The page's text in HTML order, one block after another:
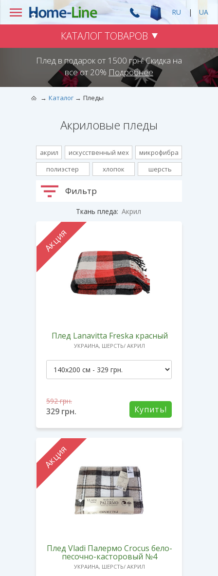
RU | UA
КАТАЛОГ ТОВАРОВ
Плед в подарок от 1500 грн! Скидка на
все от 20% Подробнее
Каталог Пледы
Акриловые пледы
акрил искусственный мех
микрофибра
полиэстер
хлопок шерсть
Фильтр
Ткань пледа: Акрил
Акция
Плед Lanavitta Freska красный
УКРАИНА, ШЕРСТЬ/ АКРИЛ
Купить!
592грн.
329 грн.
Акция
Плед Vladi Палермо Crocus бело-
песочно-касторовый №4
УКРАИНА, ШЕРСТЬ/ АКРИЛ